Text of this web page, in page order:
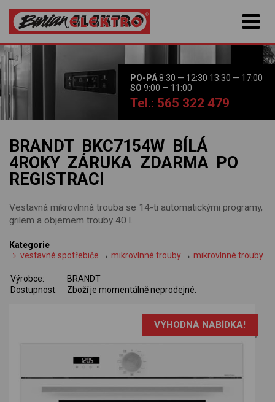
PO-PÁ8:30 — 12:30 13:30 — 17:00
SO 9:00 — 11:00
Tel.: 565 322 479
BRANDT BKC7154W BÍLÁ
4ROKY ZÁRUKA ZDARMA PO
REGISTRACI
Vestavná mikrovlnná trouba se 14-ti automatickými programy,
grilem a objemem trouby 40 l.
Kategorie
vestavné spotřebiče →mikrovlnné trouby →mikrovlnné trouby
Výrobce:
BRANDT
Dostupnost:
Zboží je momentálně neprodejné.
VÝHODNÁ NABÍDKA!